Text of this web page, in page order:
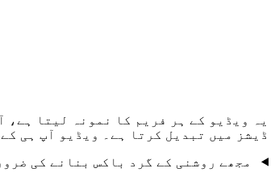
یہ ویڈیو کے ہر فریم کا نمونہ لیتا ہے،
ڈیشز میں تبدیل کرتا ہے۔ ویڈیو آپ ہی
مجھے روشنی کے گرد باکس بنانے کی